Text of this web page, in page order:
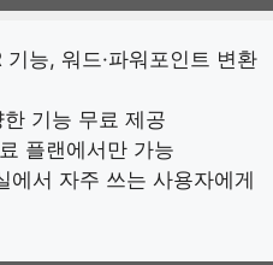
능, 워드·파워포인트 변환
기능 무료 제공
플랜에서만 가능
에서 자주 쓰는 사용자에게